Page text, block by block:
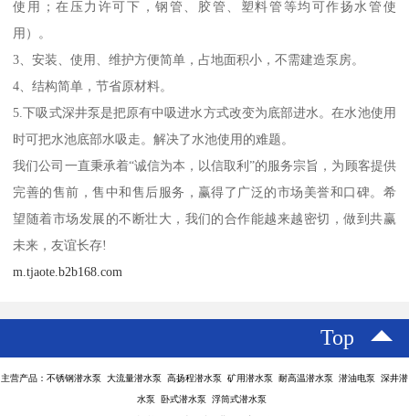
使用；在压力许可下，钢管、胶管、塑料管等均可作扬水管使
用）。
3、安装、使用、维护方便简单，占地面积小，不需建造泵房。
4、结构简单，节省原材料。
5.下吸式深井泵是把原有中吸进水方式改变为底部进水。在水池使用
时可把水池底部水吸走。解决了水池使用的难题。
我们公司一直秉承着“诚信为本，以信取利”的服务宗旨，为顾客提供
完善的售前，售中和售后服务，赢得了广泛的市场美誉和口碑。希
望随着市场发展的不断壮大，我们的合作能越来越密切，做到共赢
未来，友谊长存!
m.tjaote.b2b168.com
Top
主营产品：不锈钢潜水泵 大流量潜水泵 高扬程潜水泵 矿用潜水泵 耐高温潜水泵 潜油电泵 深井潜
水泵 卧式潜水泵 浮筒式潜水泵